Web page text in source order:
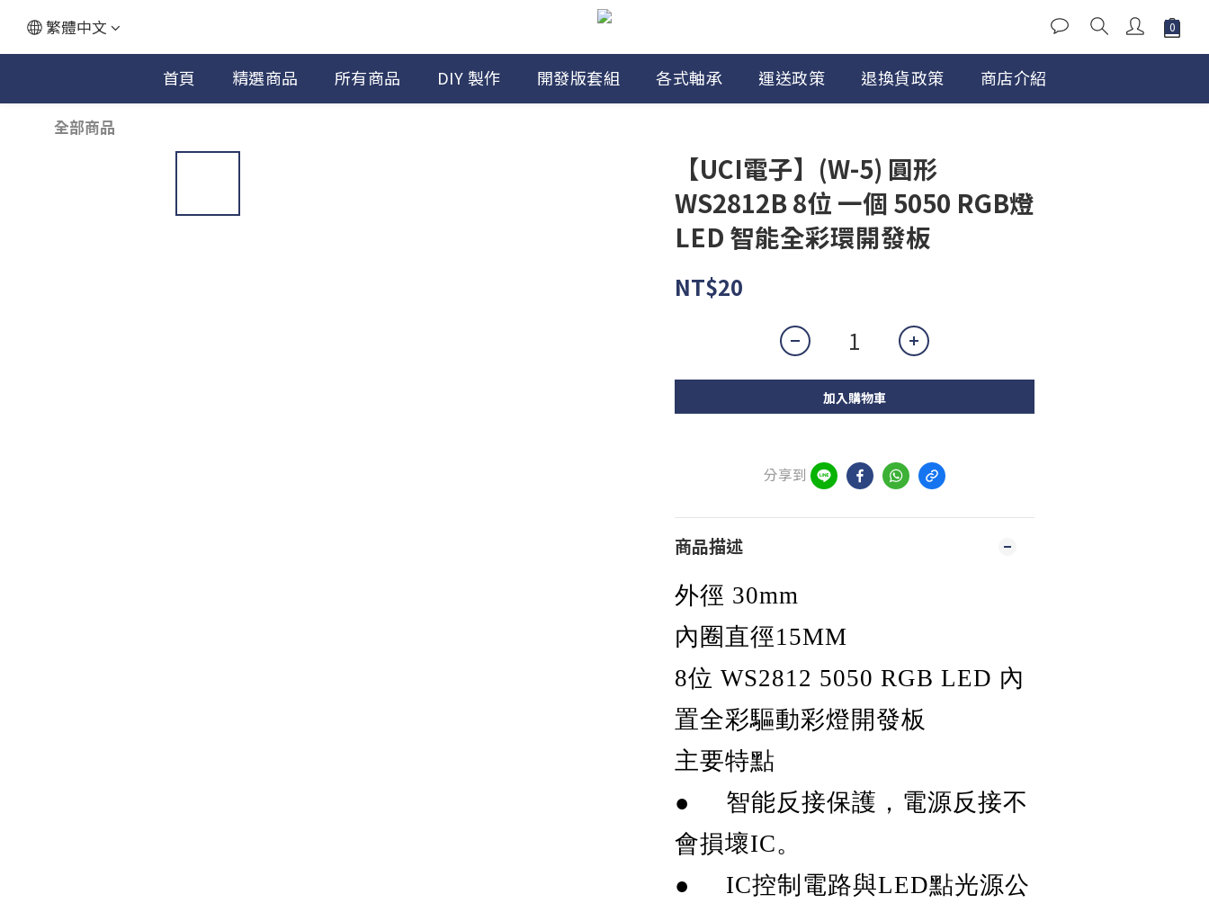
繁體中文
首頁 精選商品 所有商品 DIY 製作 開發版套組 各式軸承 運送政策 退換貨政策 商店介紹
全部商品
【UCI電子】(W-5) 圓形
WS2812B 8位 一個 5050 RGB燈
LED 智能全彩環開發板
NT$20
加入購物車
分享到
商品描述
外徑 30mm
內圈直徑15MM
8位 WS2812 5050 RGB LED 內
置全彩驅動彩燈開發板
主要特點
● 智能反接保護，電源反接不
會損壞IC。
● IC控制電路與LED點光源公